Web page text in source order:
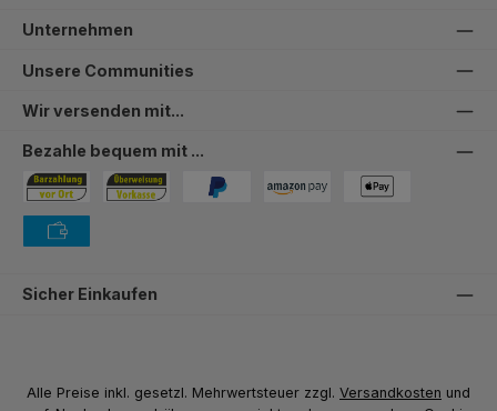
Unternehmen
Unsere Communities
Wir versenden mit...
Bezahle bequem mit ...
Bezahlung in der Filiale
Sicher Einkaufen
Alle Preise inkl. gesetzl. Mehrwertsteuer zzgl. Versandkosten und